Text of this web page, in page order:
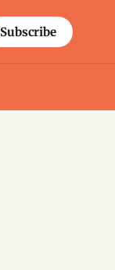
Subscribe